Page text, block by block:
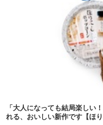
「大人になっても結局楽しい
れる、おいしい新作です【ほ